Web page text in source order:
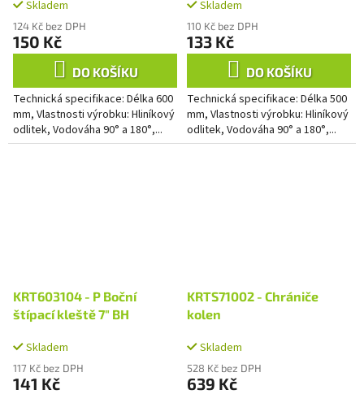
Skladem
124 Kč bez DPH
150 Kč
DO KOŠÍKU
Technická specifikace: Délka 600
mm, Vlastnosti výrobku: Hliníkový
odlitek, Vodováha 90° a 180°,...
Skladem
110 Kč bez DPH
133 Kč
DO KOŠÍKU
Technická specifikace: Délka 500
mm, Vlastnosti výrobku: Hliníkový
odlitek, Vodováha 90° a 180°,...
KRT603104 - P Boční
štípací kleště 7" BH
Skladem
117 Kč bez DPH
141 Kč
KRTS71002 - Chrániče
kolen
Skladem
528 Kč bez DPH
639 Kč